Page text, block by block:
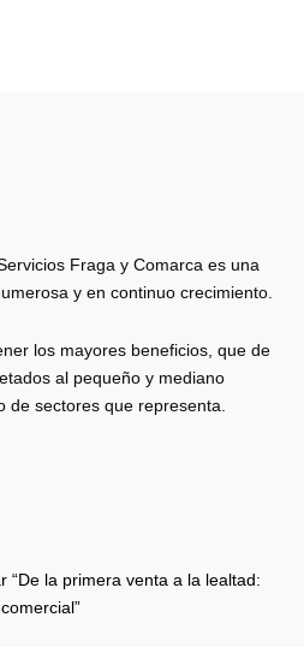
Fraga y Comarca es una
y en continuo crecimiento.
los mayores beneficios, que de
al pequeño y mediano
sectores que representa.
“De la primera venta a la lealtad: